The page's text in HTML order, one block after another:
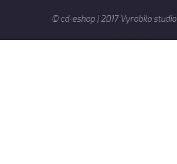
© cd-eshop | 2017 Vyrobilo studio